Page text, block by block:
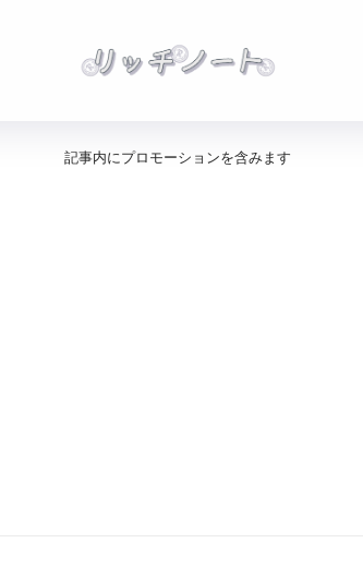
記事内にプロモーションを含みます